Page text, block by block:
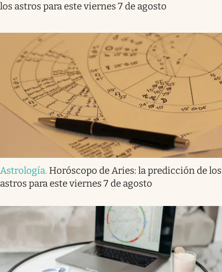
los astros para este viernes 7 de agosto
Astrología. Horóscopo de Aries: la predicción de los
astros para este viernes 7 de agosto